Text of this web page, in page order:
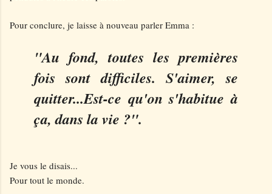
Pour conclure, je laisse à nouveau parler Emma :
"Au fond, toutes les premières
fois sont difficiles. S'aimer, se
quitter...Est-ce qu'on s'habitue à
ça, dans la vie ?".
Je vous le disais...
Pour tout le monde.